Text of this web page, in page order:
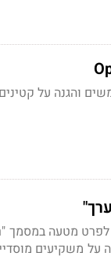
והגנה על
מטעה במסמך
על משקיעים